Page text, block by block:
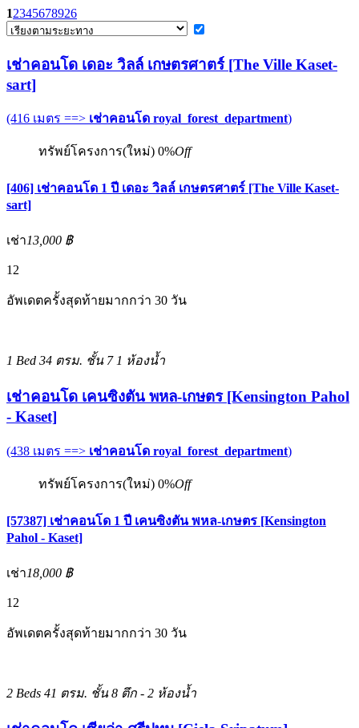
12345678926
เช่าคอนโด เดอะ วิลล์ เกษตรศาตร์ [The Ville Kaset-
sart]
(416 เมตร ==> เช่าคอนโด royal_forest_department)
ทรัพย์โครงการ(ใหม่) 0%Off
[406] เช่าคอนโด 1 ปี เดอะ วิลล์ เกษตรศาตร์ [The Ville Kaset-
sart]
เช่า13,000 ฿
12
อัพเดตครั้งสุดท้ายมากกว่า 30 วัน
1 Bed 34 ตรม. ชั้น 7 1 ห้องน้ำ
เช่าคอนโด เคนซิงตัน พหล-เกษตร [Kensington Pahol
- Kaset]
(438 เมตร ==> เช่าคอนโด royal_forest_department)
ทรัพย์โครงการ(ใหม่) 0%Off
[57387] เช่าคอนโด 1 ปี เคนซิงตัน พหล-เกษตร [Kensington
Pahol - Kaset]
เช่า18,000 ฿
12
อัพเดตครั้งสุดท้ายมากกว่า 30 วัน
2 Beds 41 ตรม. ชั้น 8 ตึก - 2 ห้องน้ำ